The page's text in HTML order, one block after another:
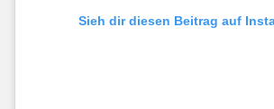
Sieh dir diesen Beitrag auf